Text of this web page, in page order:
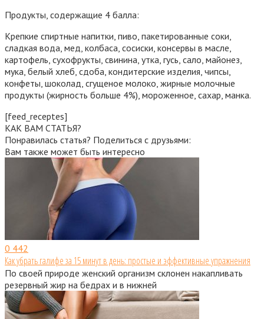
Продукты, содержащие 4 балла:
Крепкие спиртные напитки, пиво, пакетированные соки,
сладкая вода, мед, колбаса, сосиски, консервы в масле,
картофель, сухофрукты, свинина, утка, гусь, сало, майонез,
мука, белый хлеб, сдоба, кондитерские изделия, чипсы,
конфеты, шоколад, сгущеное молоко, жирные молочные
продукты (жирность больше 4%), мороженное, сахар, манка.
[feed_receptes]
КАК ВАМ СТАТЬЯ?
Понравилась статья? Поделиться с друзьями:
Вам также может быть интересно
0 442
Как убрать галифе за 15 минут в день: простые и эффективные упражнения
По своей природе женский организм склонен накапливать
резервный жир на бедрах и в нижней